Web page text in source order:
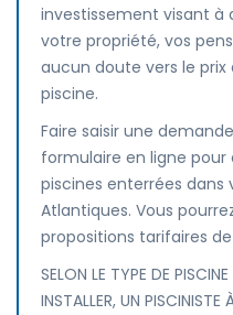
investissement visant à
votre propriété, vos
aucun doute vers le
piscine.
Faire saisir une
formulaire en ligne pour
piscines enterrées dans
Atlantiques. Vous
propositions tarifaires
SELON LE TYPE DE
INSTALLER, UN